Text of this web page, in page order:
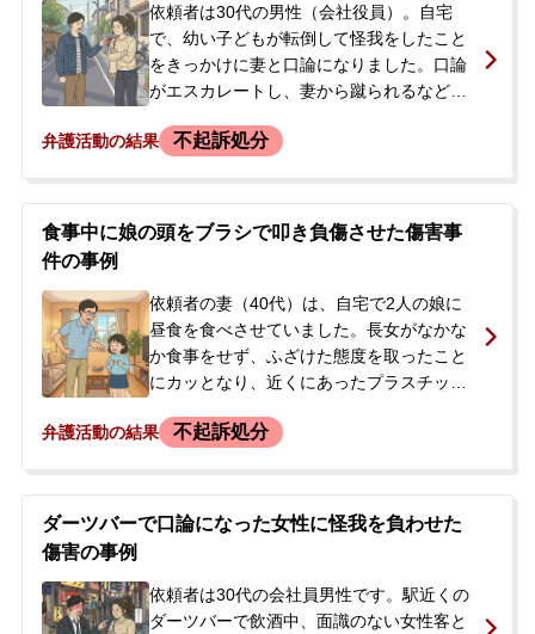
いました。しかし、残金65万円の支払いに
ついて、金額の妥当性や解決書の有効性に
疑問を感じました。警察沙汰になることで
職を失うことを強く懸念しており、穏便か
ました。
依頼者は30代の男性（会社役員）。自宅
で、幼い子どもが転倒して怪我をしたこと
をきっかけに妻と口論になりました。口論
がエスカレートし、妻から蹴られるなどの
殴るなどの暴行を加えてしまいました。そ
疑で逮捕されました。逮捕の連絡を受けた
依頼者の父母が、状況の確認と今後の対応
ました。
弁護活動の結果 不起訴処分
食事中に娘の頭をブラシで叩き負傷させた傷害事
件の事例
依頼者の妻（40代）は、自宅で2人の娘に
昼食を食べさせていました。長女がなかな
か食事をせず、ふざけた態度を取ったこと
にカッとなり、近くにあったプラスチック
てしまいました。依頼者の妻は自ら救急車
日、今後の手続の流れや、早期の身柄解放
を望む夫が当事務所に相談に来られまし
弁護活動の結果 不起訴処分
ダーツバーで口論になった女性に怪我を負わせた
傷害の事例
依頼者は30代の会社員男性です。駅近くの
ダーツバーで飲酒中、面識のない女性客と